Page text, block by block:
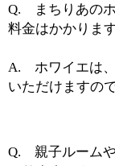
Q. まちりあのホ
料金はかかりま
A. ホワイエは、
いただけますの
Q. 親子ルーム